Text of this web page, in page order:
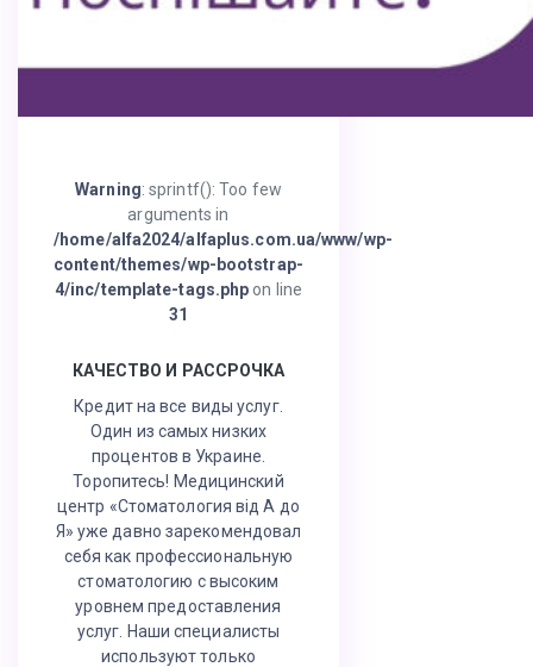
Warning: sprintf(): Too few
arguments in
/home/alfa2024/alfaplus.com.ua/www/wp-
content/themes/wp-bootstrap-
4/inc/template-tags.php on line
31
КАЧЕСТВО И РАССРОЧКА
Кредит на все виды услуг.
Один из самых низких
процентов в Украине.
Торопитесь! Медицинский
центр «Стоматология від А до
Я» уже давно зарекомендовал
себя как профессиональную
стоматологию с высоким
уровнем предоставления
услуг. Наши специалисты
используют только